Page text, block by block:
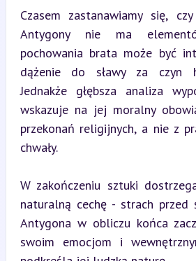
Czasem zastanawiamy się,
Antygony nie ma
pochowania brata może być
dążenie do sławy za czyn
Jednakże głębsza analiza
wskazuje na jej moralny
przekonań religijnych, a nie z
chwały.
W zakończeniu sztuki
naturalną cechę - strach przed
Antygona w obliczu końca
swoim emocjom i